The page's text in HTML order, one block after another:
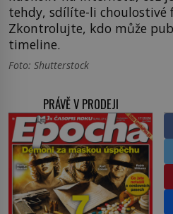
tehdy, sdílíte-li choulostivé
Zkontrolujte, kdo může
timeline.
Foto: Shutterstock
PRÁVĚ V PRODEJI